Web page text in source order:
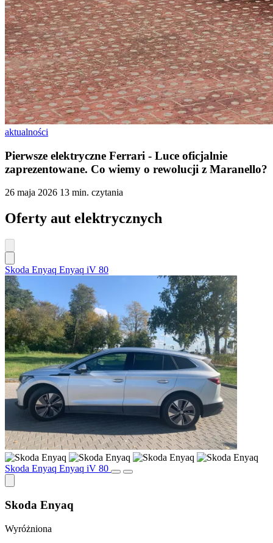
aktualności
Pierwsze elektryczne Ferrari - Luce oficjalnie
zaprezentowane. Co wiemy o rewolucji z Maranello?
26 maja 2026 13 min. czytania
Oferty aut elektrycznych
Skoda Enyaq Enyaq iV 80
Skoda Enyaq Enyaq iV 80
Skoda Enyaq
Wyróżniona